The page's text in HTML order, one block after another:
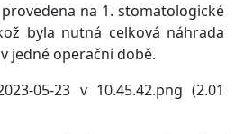
na 1. stomatologické
byla nutná celková náhrada
jedné operační době.